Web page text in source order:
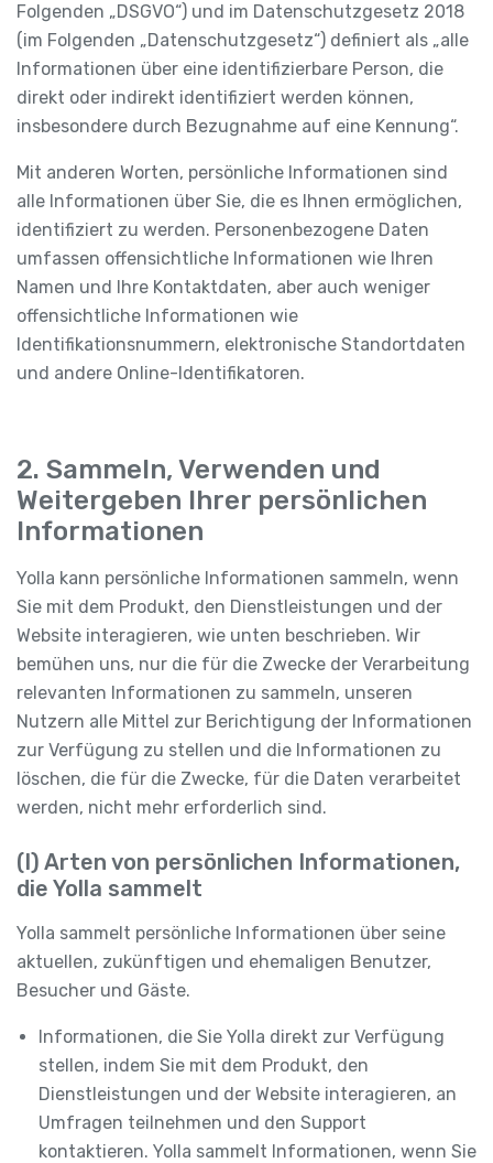
Folgenden „DSGVO“) und im Datenschutzgesetz 2018
(im Folgenden „Datenschutzgesetz“) definiert als „alle
Informationen über eine identifizierbare Person, die
direkt oder indirekt identifiziert werden können,
insbesondere durch Bezugnahme auf eine Kennung“.
Mit anderen Worten, persönliche Informationen sind
alle Informationen über Sie, die es Ihnen ermöglichen,
identifiziert zu werden. Personenbezogene Daten
umfassen offensichtliche Informationen wie Ihren
Namen und Ihre Kontaktdaten, aber auch weniger
offensichtliche Informationen wie
Identifikationsnummern, elektronische Standortdaten
und andere Online-Identifikatoren.
2. Sammeln, Verwenden und
Weitergeben Ihrer persönlichen
Informationen
Yolla kann persönliche Informationen sammeln, wenn
Sie mit dem Produkt, den Dienstleistungen und der
Website interagieren, wie unten beschrieben. Wir
bemühen uns, nur die für die Zwecke der Verarbeitung
relevanten Informationen zu sammeln, unseren
Nutzern alle Mittel zur Berichtigung der Informationen
zur Verfügung zu stellen und die Informationen zu
löschen, die für die Zwecke, für die Daten verarbeitet
werden, nicht mehr erforderlich sind.
(I) Arten von persönlichen Informationen,
die Yolla sammelt
Yolla sammelt persönliche Informationen über seine
aktuellen, zukünftigen und ehemaligen Benutzer,
Besucher und Gäste.
Informationen, die Sie Yolla direkt zur Verfügung
stellen, indem Sie mit dem Produkt, den
Dienstleistungen und der Website interagieren, an
Umfragen teilnehmen und den Support
kontaktieren. Yolla sammelt Informationen, wenn Sie